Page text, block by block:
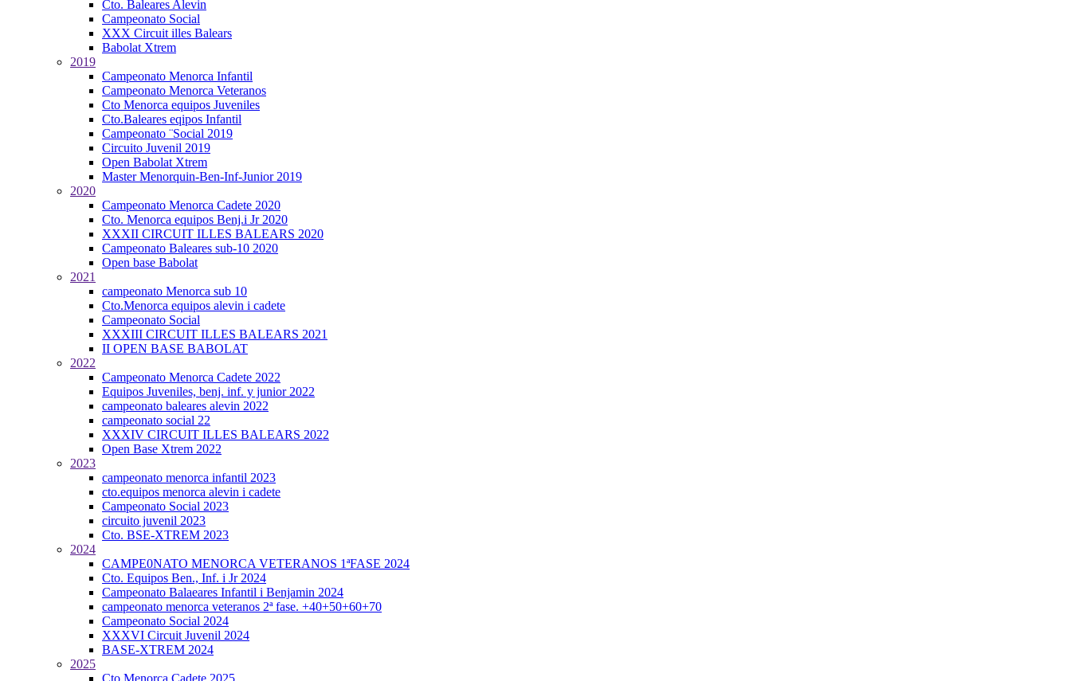
Cto. Baleares Alevin
Campeonato Social
XXX Circuit illes Balears
Babolat Xtrem
2019
Campeonato Menorca Infantil
Campeonato Menorca Veteranos
Cto Menorca equipos Juveniles
Cto.Baleares eqipos Infantil
Campeonato ¨Social 2019
Circuito Juvenil 2019
Open Babolat Xtrem
Master Menorquin-Ben-Inf-Junior 2019
2020
Campeonato Menorca Cadete 2020
Cto. Menorca equipos Benj.i Jr 2020
XXXII CIRCUIT ILLES BALEARS 2020
Campeonato Baleares sub-10 2020
Open base Babolat
2021
campeonato Menorca sub 10
Cto.Menorca equipos alevin i cadete
Campeonato Social
XXXIII CIRCUIT ILLES BALEARS 2021
II OPEN BASE BABOLAT
2022
Campeonato Menorca Cadete 2022
Equipos Juveniles, benj. inf. y junior 2022
campeonato baleares alevin 2022
campeonato social 22
XXXIV CIRCUIT ILLES BALEARS 2022
Open Base Xtrem 2022
2023
campeonato menorca infantil 2023
cto.equipos menorca alevin i cadete
Campeonato Social 2023
circuito juvenil 2023
Cto. BSE-XTREM 2023
2024
CAMPE0NATO MENORCA VETERANOS 1ªFASE 2024
Cto. Equipos Ben., Inf. i Jr 2024
Campeonato Balaeares Infantil i Benjamin 2024
campeonato menorca veteranos 2ª fase. +40+50+60+70
Campeonato Social 2024
XXXVI Circuit Juvenil 2024
BASE-XTREM 2024
2025
Cto.Menorca Cadete 2025